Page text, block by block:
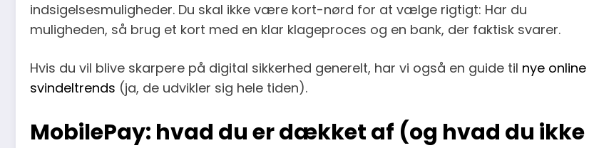
indsigelsesmuligheder. Du skal ikke være kort-nørd for at vælge rigtigt: Har du
muligheden, så brug et kort med en klar klageproces og en bank, der faktisk svarer.
Hvis du vil blive skarpere på digital sikkerhed generelt, har vi også en guide til nye online
svindeltrends (ja, de udvikler sig hele tiden).
MobilePay: hvad du er dækket af (og hvad du ikke